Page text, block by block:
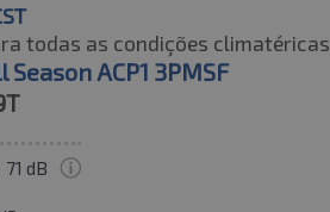
todas as condições climatéricas
ACP1 3PMSF
71 dB